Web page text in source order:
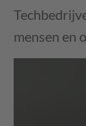
mensen en